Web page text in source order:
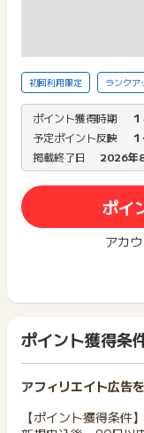
初回利用限定 ランクア
ポイント獲得時期
予定ポイント反映
掲載終了日
2026年
ポイ
アカ
ポイント獲得条
アフィリエイト広告
【ポイント獲得条件】